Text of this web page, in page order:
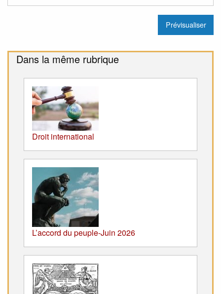
Dans la même rubrique
Droit international
L’accord du peuple-Juin 2026